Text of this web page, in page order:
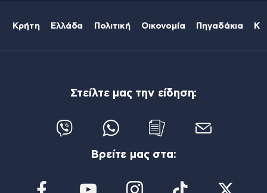
Κρήτη Ελλάδα Πολιτική Οικονομία Πηγαδάκια
Στείλτε μας την είδηση:
Βρείτε μας στα: